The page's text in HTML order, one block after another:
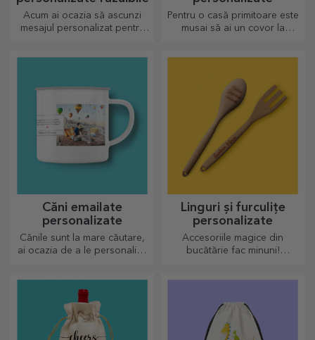
Acum ai ocazia să ascunzi
mesajul personalizat pentru
Pentru o casă primitoare este
musai să ai un covor la
Căni emailate
personalizate
Cănile sunt la mare căutare,
ai ocazia de a le personaliza
sparg.
Linguri și furculițe
personalizate
Accesoriile magice din
bucătărie fac minuni!